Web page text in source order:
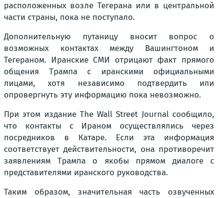
расположенных возле Тегерана или в центральной
части страны, пока не поступало.
Дополнительную путаницу вносит вопрос о
возможных контактах между Вашингтоном и
Тегераном. Иранские СМИ отрицают факт прямого
общения Трампа с иранскими официальными
лицами, хотя независимо подтвердить или
опровергнуть эту информацию пока невозможно.
При этом издание The Wall Street Journal сообщило,
что контакты с Ираном осуществлялись через
посредников в Катаре. Если эта информация
соответствует действительности, она противоречит
заявлениям Трампа о якобы прямом диалоге с
представителями иранского руководства.
Таким образом, значительная часть озвученных